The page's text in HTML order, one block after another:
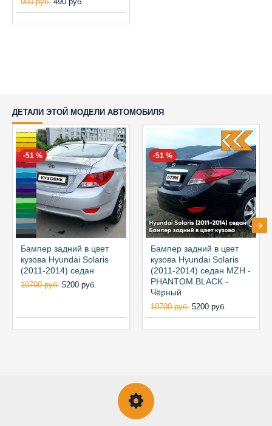
ДЕТАЛИ ЭТОЙ МОДЕЛИ АВТОМОБИЛЯ
-51 %
Бампер задний в цвет
кузова Hyundai Solaris
(2011-2014) седан
10700 руб. 5200 руб.
-51 %
Бампер задний в цвет
кузова Hyundai Solaris
(2011-2014) седан MZH -
PHANTOM BLACK -
Чёрный
10700 руб. 5200 руб.